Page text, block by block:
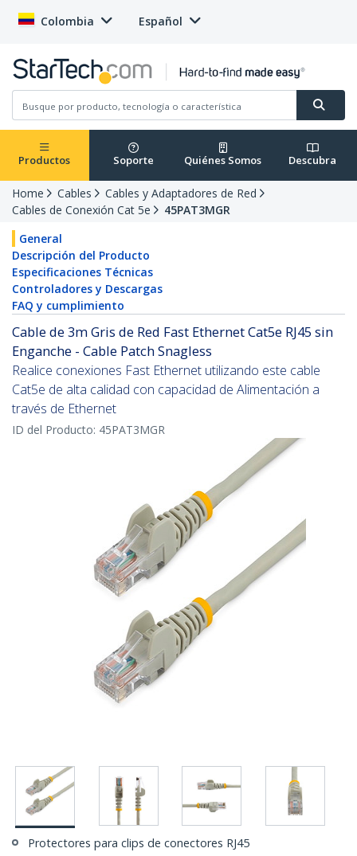
Colombia Español
Productos Soporte Quiénes Somos Descubra
Home Cables
Cables y Adaptadores de Red
Cables de Conexión Cat 5e
45PAT3MGR
General
Descripción del Producto
Especificaciones Técnicas
Controladores y Descargas
FAQ y cumplimiento
Cable de 3m Gris de Red Fast Ethernet Cat5e RJ45 sin
Enganche - Cable Patch Snagless
Realice conexiones Fast Ethernet utilizando este cable
Cat5e de alta calidad con capacidad de Alimentación a
través de Ethernet
ID del Producto: 45PAT3MGR
Protectores para clips de conectores RJ45